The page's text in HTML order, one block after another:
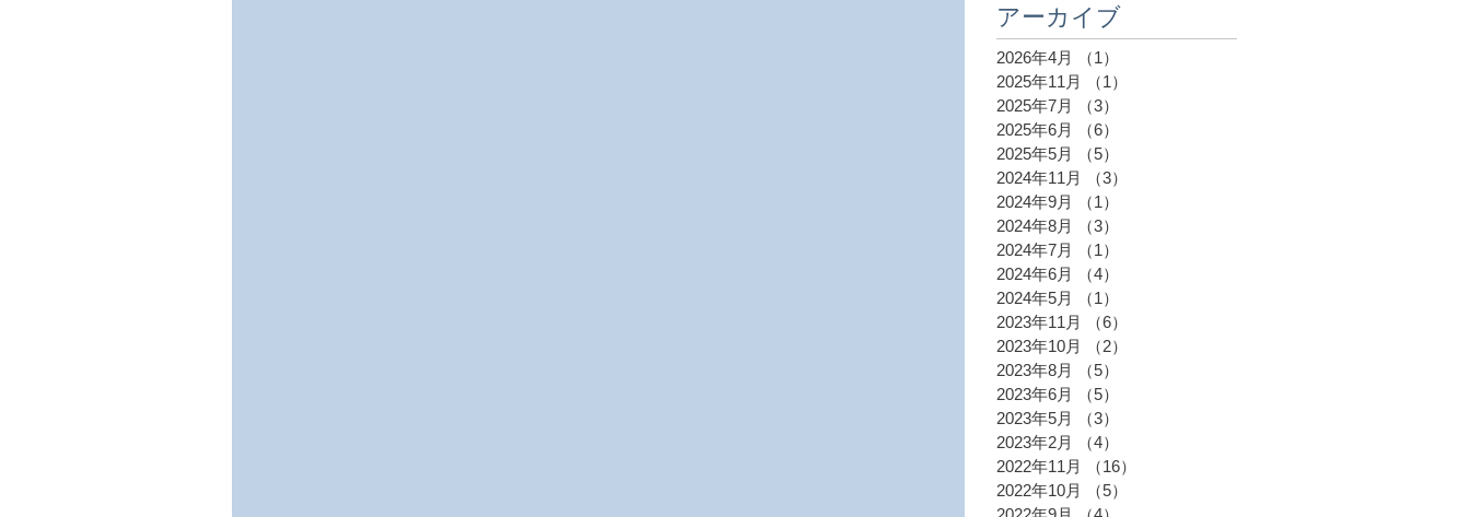
アーカイブ
2026年4月 （1）
2025年11月
（1）
2025年7月
（3）
2025年6月
（6）
2025年5月
（5）
2024年11月
（3）
2024年9月
（1）
2024年8月
（3）
2024年7月
（1）
2024年6月
（4）
2024年5月
（1）
2023年11月
（6）
2023年10月
（2）
2023年8月
（5）
2023年6月
（5）
2023年5月
（3）
2023年2月
（4）
2022年11月
（16）
2022年10月
（5）